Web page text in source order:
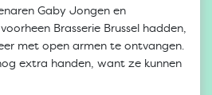
Gaby Jongen en
Brasserie Brussel hadden,
met open armen te ontvangen.
extra handen, want ze kunnen